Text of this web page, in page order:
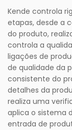
Kende controla
etapas, desde a
do produto,
controla a
ligações de
de qualidade da
consistente do
detalhes da
realiza uma
aplica o sistema
entrada de